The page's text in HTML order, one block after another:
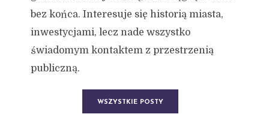
bez końca. Interesuje się historią miasta,
inwestycjami, lecz nade wszystko
świadomym kontaktem z przestrzenią
publiczną.
WSZYSTKIE POSTY